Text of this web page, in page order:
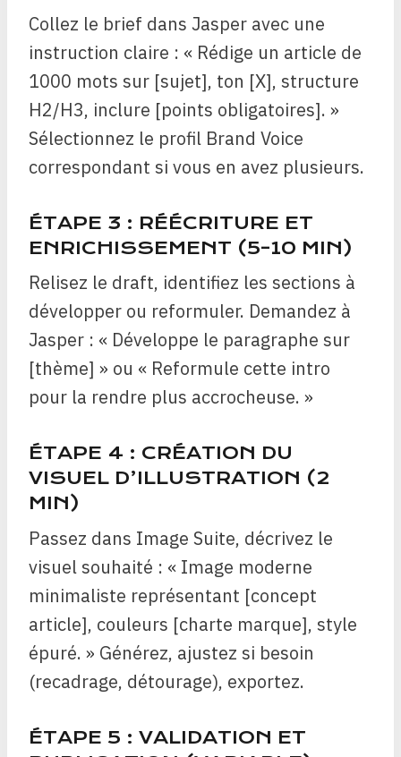
Collez le brief dans Jasper avec une
instruction claire : « Rédige un article de
1000 mots sur [sujet], ton [X], structure
H2/H3, inclure [points obligatoires]. »
Sélectionnez le profil Brand Voice
correspondant si vous en avez plusieurs.
ÉTAPE 3 : RÉÉCRITURE ET
ENRICHISSEMENT (5-10 MIN)
Relisez le draft, identifiez les sections à
développer ou reformuler. Demandez à
Jasper : « Développe le paragraphe sur
[thème] » ou « Reformule cette intro
pour la rendre plus accrocheuse. »
ÉTAPE 4 : CRÉATION DU
VISUEL D’ILLUSTRATION (2
MIN)
Passez dans Image Suite, décrivez le
visuel souhaité : « Image moderne
minimaliste représentant [concept
article], couleurs [charte marque], style
épuré. » Générez, ajustez si besoin
(recadrage, détourage), exportez.
ÉTAPE 5 : VALIDATION ET